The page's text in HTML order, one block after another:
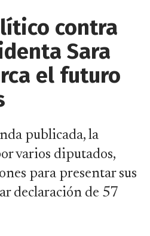
contra
Sara
el futuro
publicada, la
varios diputados,
para presentar sus
declaración de 57